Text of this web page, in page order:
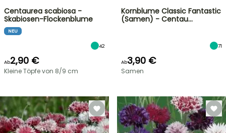
Centaurea scabiosa -
Skabiosen-Flockenblume
NEU
42
Ab2,90 €
Kleine Töpfe von 8/9 cm
Kornblume Classic Fantastic
(Samen) - Centau…
71
Ab3,90 €
Samen